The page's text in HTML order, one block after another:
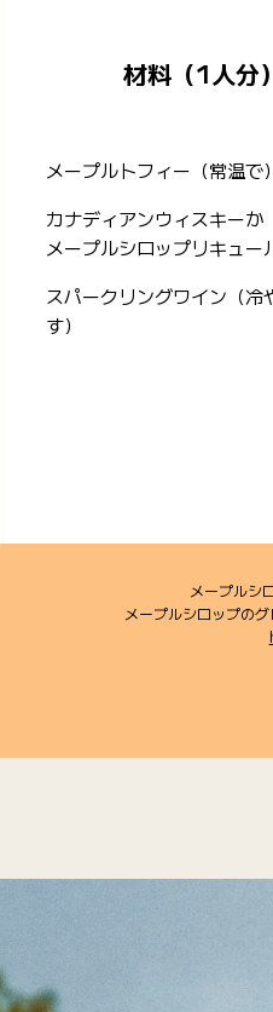
材料（1人分）
メープルトフィー（常温で）
カナディアンウィスキーか
メープルシロップリキュー
スパークリングワイン（冷
す）
メープルシ
メープルシロップの